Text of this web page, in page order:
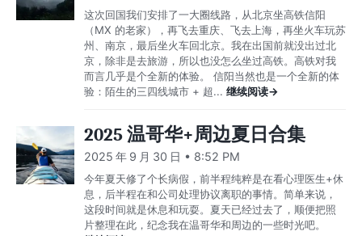
这次回国我们安排了一大圈线路，从北京坐高铁信阳
（MX 的老家），再飞去重庆、飞去上海，再坐火车玩苏
州、南京，最后坐火车回北京。我在出国前就没出过北
京，除非是去旅游，所以也没怎么坐过高铁。高铁对我
而言几乎是个全新的体验。 信阳当然也是一个全新的体
验：陌生的三四线城市 + 超... 继续阅读→
2025 温哥华+周边夏日合集
2025 年 9 月 30 日 • 8:52 PM
今年夏天修了个长病假，前半程纯粹是在看心理医生+休
息，后半程在和公司处理协议离职的事情。简单来说，
这段时间就是休息和玩耍。夏天已经过去了，顺便把照
片整理在此，纪念我在温哥华和周边的一些时光吧。